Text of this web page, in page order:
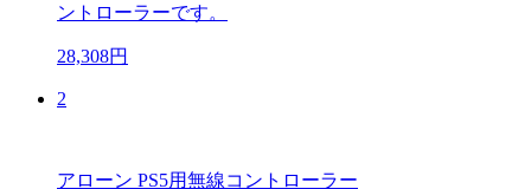
ントローラーです。
28,308円
2
アローン PS5用無線コントローラー